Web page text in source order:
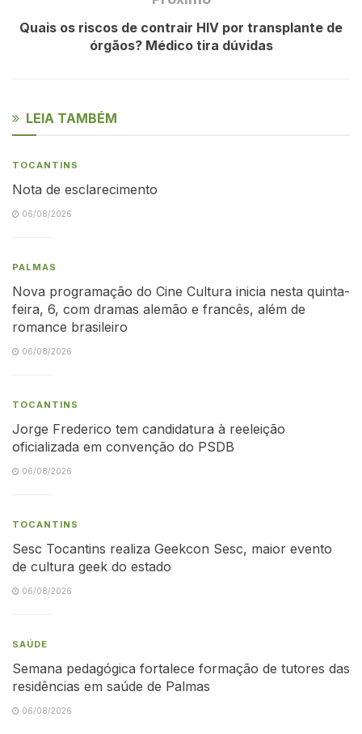
Quais os riscos de contrair HIV por transplante de
órgãos? Médico tira dúvidas
LEIA TAMBÉM
TOCANTINS
Nota de esclarecimento
06/08/2026
PALMAS
Nova programação do Cine Cultura inicia nesta quinta-
feira, 6, com dramas alemão e francês, além de
romance brasileiro
06/08/2026
TOCANTINS
Jorge Frederico tem candidatura à reeleição
oficializada em convenção do PSDB
06/08/2026
TOCANTINS
Sesc Tocantins realiza Geekcon Sesc, maior evento
de cultura geek do estado
06/08/2026
SAÚDE
Semana pedagógica fortalece formação de tutores das
residências em saúde de Palmas
06/08/2026